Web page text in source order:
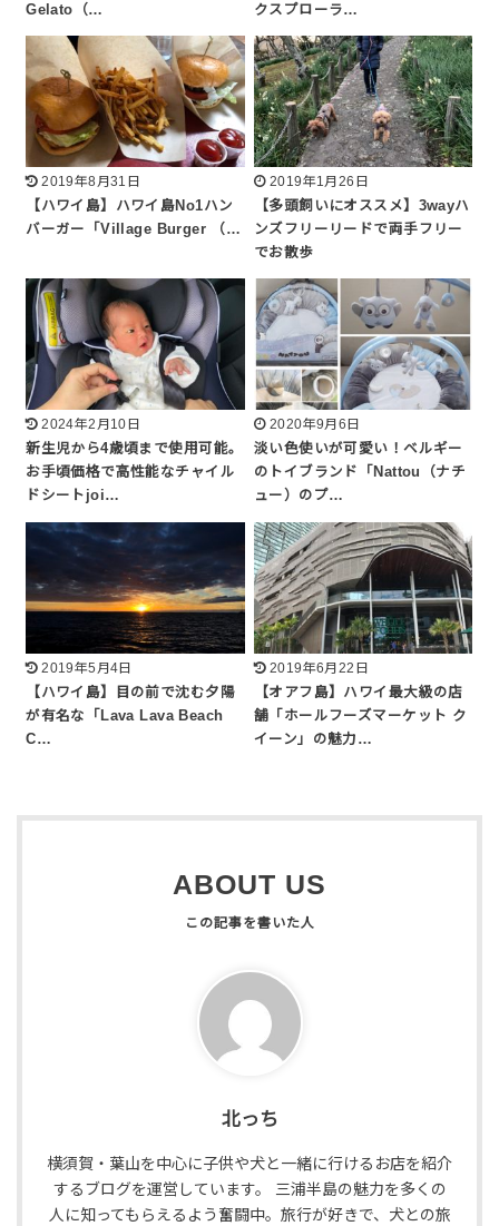
Gelato（…
クスプローラ…
2019年8月31日
【ハワイ島】ハワイ島No1ハン
バーガー「Village Burger （…
2019年1月26日
【多頭飼いにオススメ】3wayハ
ンズフリーリードで両手フリー
でお散歩
2024年2月10日
新生児から4歳頃まで使用可能。
お手頃価格で高性能なチャイル
ドシートjoi…
2020年9月6日
淡い色使いが可愛い！ベルギー
のトイブランド「Nattou（ナチ
ュー）のプ…
2019年5月4日
【ハワイ島】目の前で沈む夕陽
が有名な「Lava Lava Beach
C…
2019年6月22日
【オアフ島】ハワイ最大級の店
舗「ホールフーズマーケット ク
イーン」の魅力…
ABOUT US
北っち
横須賀・葉山を中心に子供や犬と一緒に行けるお店を紹介
するブログを運営しています。 三浦半島の魅力を多くの
人に知ってもらえるよう奮闘中。旅行が好きで、犬との旅